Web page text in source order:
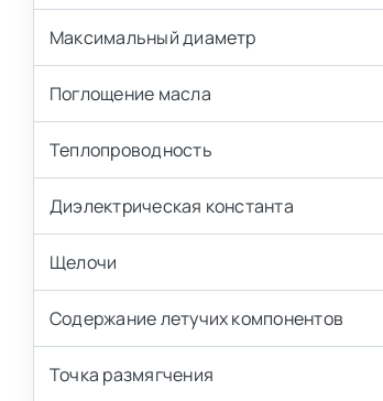
Максимальный диаметр
Поглощение масла
Теплопроводность
Диэлектрическая константа
Щелочи
Содержание летучих компонентов
Точка размягчения